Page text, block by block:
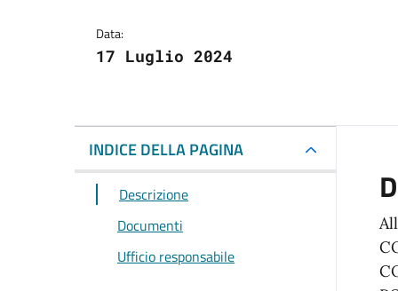
Data:
17 Luglio 2024
INDICE DELLA PAGINA
Descrizione
Documenti
Ufficio responsabile